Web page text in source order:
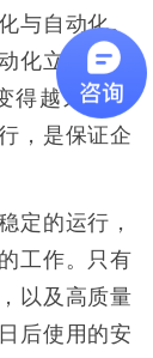
与自动化。
化立体仓库
得越来越广
，是保证企
定的运行，
工作。只有
以及高质量
后使用的安